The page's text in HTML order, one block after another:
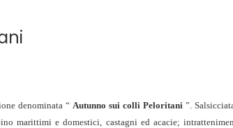
denominata “ Autunno sui colli Peloritani ”.
marittimi e domestici, castagni ed acacie;